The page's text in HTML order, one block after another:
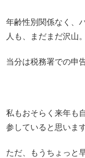
年齢性別関係なく、
人も、まだまだ沢山。
当分は税務署での申
私もおそらく来年も
参していると思います
ただ、もうちょっと